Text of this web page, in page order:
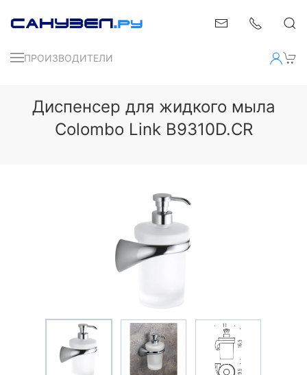
ПРОИЗВОДИТЕЛИ
Диспенсер для жидкого мыла
Colombo Link B9310D.CR